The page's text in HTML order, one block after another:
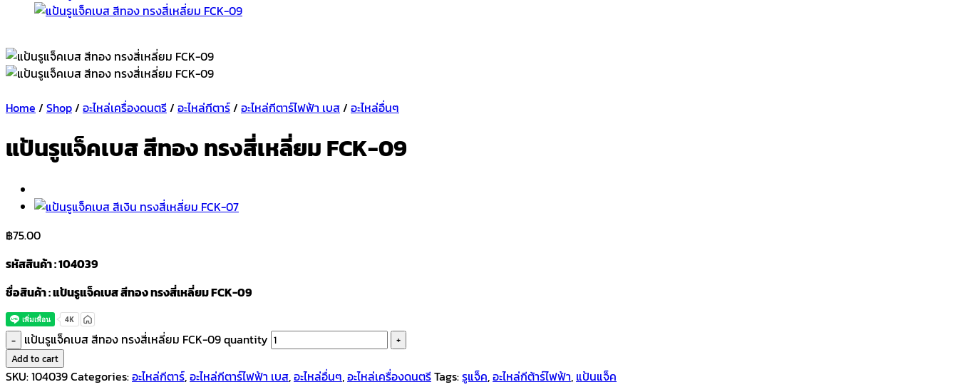
Home / Shop/ อะไหล่เครื่องดนตรี/ อะไหล่กีตาร์/ อะไหล่กีตาร์ไฟฟ้า เบส/ อะไหล่อื่นๆ
แป้นรูแจ็คเบส สีทอง ทรงสี่เหลี่ยม FCK-09
฿75.00
รหัสสินค้า : 104039
ชื่อสินค้า : แป้นรูแจ็คเบส สีทอง ทรงสี่เหลี่ยม FCK-09
แป้นรูแจ็คเบส สีทอง ทรงสี่เหลี่ยม FCK-09 quantity
Add to cart
SKU:104039Categories:อะไหล่กีตาร์,อะไหล่กีตาร์ไฟฟ้า เบส,อะไหล่อื่นๆ,อะไหล่เครื่องดนตรีTags:รูแจ็ค,อะไหล่กีต้าร์ไฟฟ้า, แป้นแจ็ค